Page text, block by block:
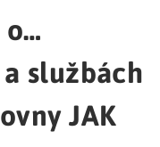
o…
službách
JAK